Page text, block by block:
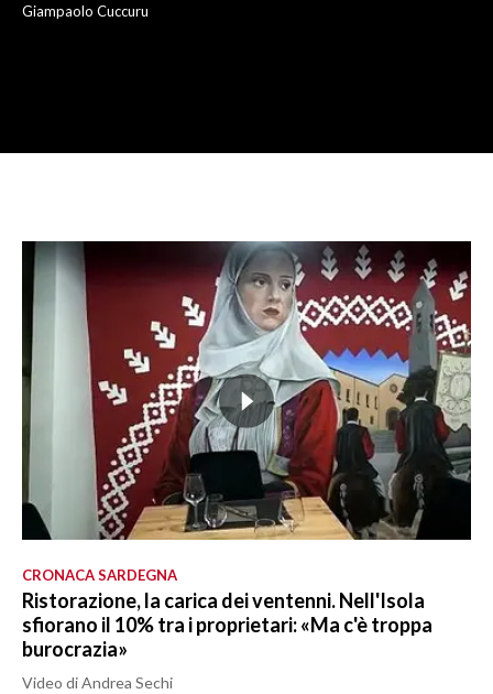
Giampaolo Cuccuru
CRONACA SARDEGNA
Ristorazione, la carica dei ventenni. Nell'Isola
sfiorano il 10% tra i proprietari: «Ma c'è troppa
burocrazia»
Video di Andrea Sechi